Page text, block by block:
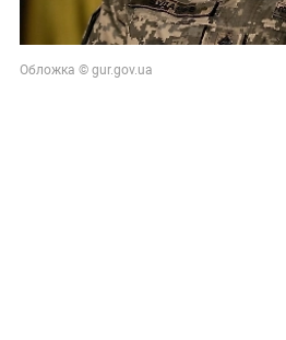
Обложка © gur.gov.ua